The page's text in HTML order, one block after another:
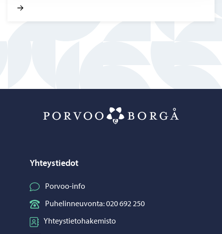
Yhteystiedot
Porvoo-info
Puhelinneuvonta: 020 692 250
Yhteystietohakemisto